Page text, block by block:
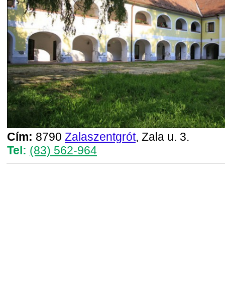
Cím: 8790 Zalaszentgrót, Zala u. 3.
Tel: (83) 562-964